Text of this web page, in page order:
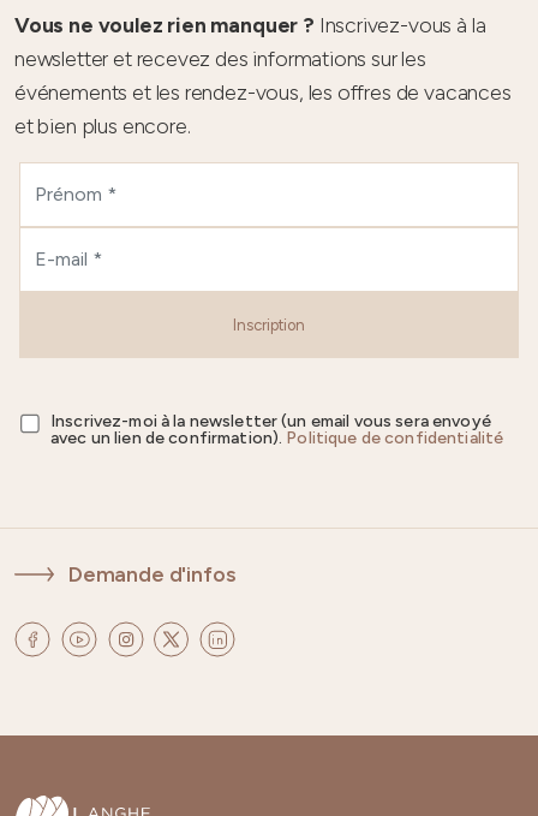
Vous ne voulez rien manquer ? Inscrivez-vous à la
newsletter et recevez des informations sur les
événements et les rendez-vous, les offres de vacances
et bien plus encore.
Inscription
Inscrivez-moi à la newsletter (un email vous sera envoyé
avec un lien de confirmation). Politique de confidentialité
Demande d'infos